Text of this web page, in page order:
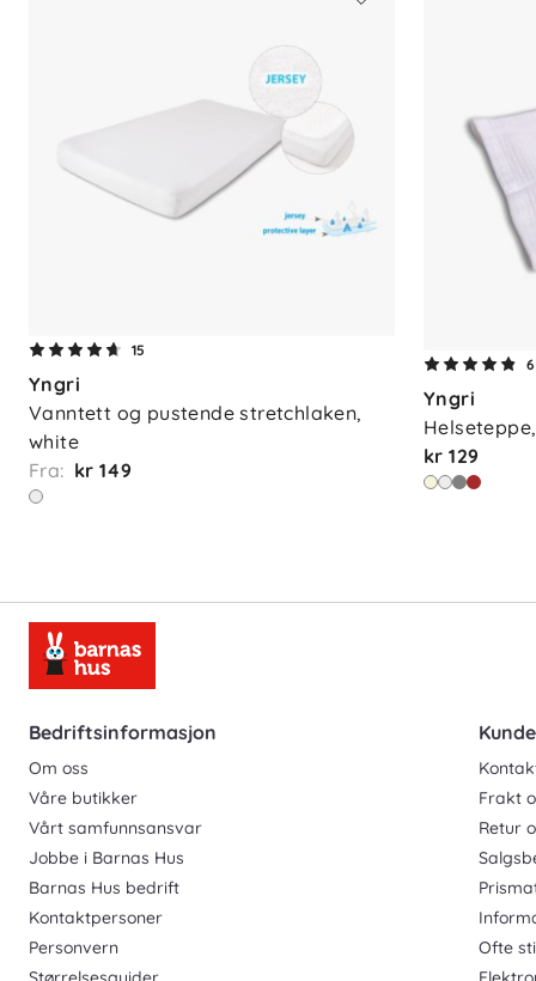
15
Yngri
Vanntett og pustende stretchlaken,
white
Fra: kr 149
6
Yngri
kr 129
Bedriftsinformasjon
Om oss
Våre butikker
Vårt samfunnsansvar
Jobbe i Barnas Hus
Barnas Hus bedrift
Kontaktpersoner
Personvern
Frakt
Retur
Ofte